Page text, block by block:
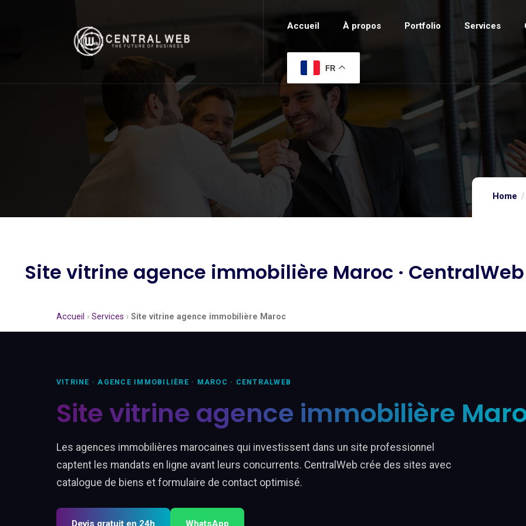
Accueil À propos Portfolio Services
FR
Home
Site vitrine agence immobilière Maroc · CentralWeb
Accueil › Services › Site vitrine agence immobilière Maroc
VITRINE · AGENCE IMMOBILIÈRE · MAROC · CENTRALWEB
Site vitrine agence immobilière
Les agences immobilières marocaines qui investissent dans un site professionnel
captent les mandats en ligne avant leurs concurrents. CentralWeb crée des sites avec
catalogue de biens et formulaire de contact optimisé.
Devis gratuit en 24h WhatsApp